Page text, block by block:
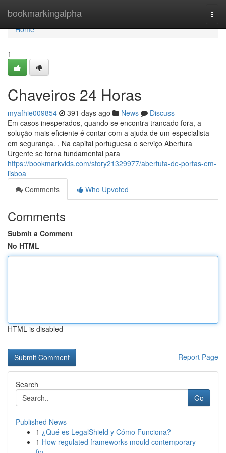
bookmarkingalpha
Home
Home
1
Chaveiros 24 Horas
myafhie009854 391 days ago News
Discuss
Em casos inesperados, quando se encontra trancado fora, a
solução mais eficiente é contar com a ajuda de um especialista
em segurança. , Na capital portuguesa o serviço Abertura
Urgente se torna fundamental para
https://bookmarkvids.com/story21329977/abertuta-de-portas-em-
lisboa
Comments
Who Upvoted
Comments
Submit a Comment
No HTML
HTML is disabled
Report Page
Search
Go
Published News
1 ¿Qué es LegalShield y Cómo Funciona?
1 How regulated frameworks mould contemporary